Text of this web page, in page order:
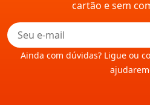
cartão e sem
Ainda com dúvidas? Ligue ou